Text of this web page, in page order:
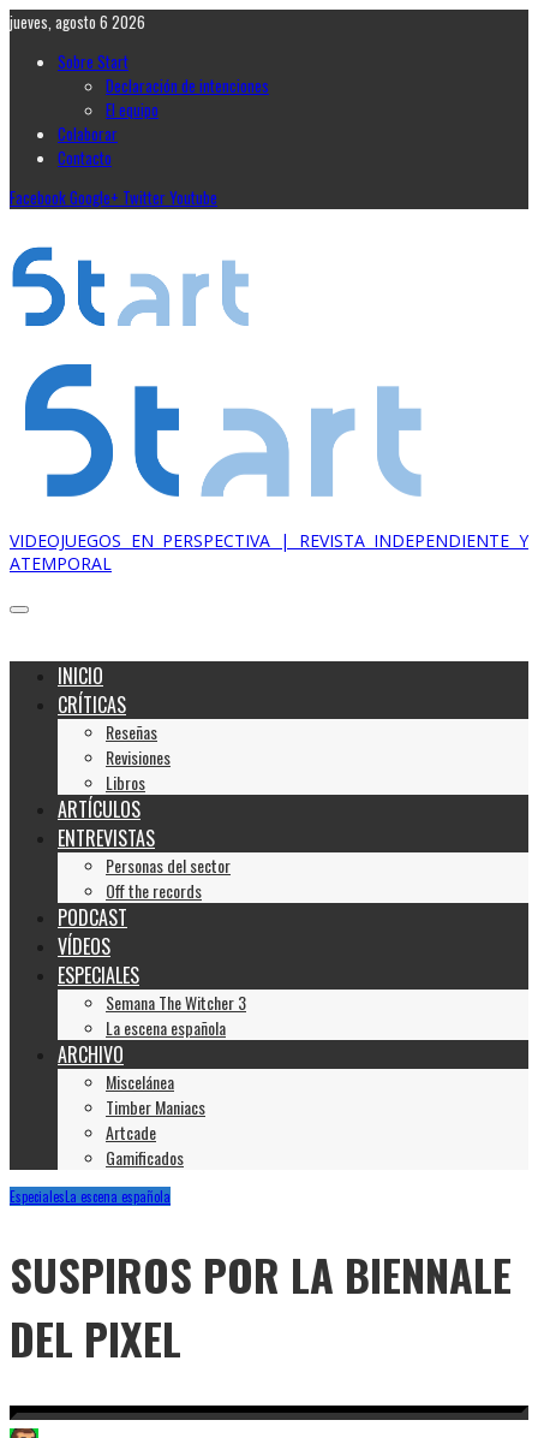
jueves, agosto 6 2026
Sobre Start
Declaración de intenciones
El equipo
Colaborar
Contacto
FacebookGoogle+ TwitterYoutube
VIDEOJUEGOS EN PERSPECTIVA | REVISTA INDEPENDIENTE Y
ATEMPORAL
INICIO
CRÍTICAS
Reseñas
Revisiones
Libros
ARTÍCULOS
ENTREVISTAS
Personas del sector
Off the records
PODCAST
VÍDEOS
ESPECIALES
Semana The Witcher 3
La escena española
ARCHIVO
Miscelánea
Timber Maniacs
Artcade
Gamificados
EspecialesLa escena española
SUSPIROS POR LA BIENNALE
DEL PIXEL